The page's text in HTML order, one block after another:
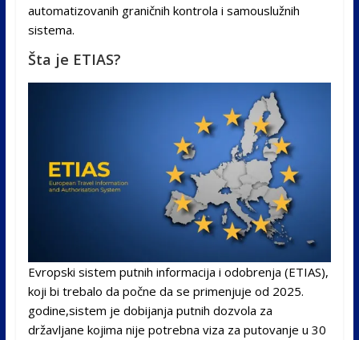
automatizovanih graničnih kontrola i samouslužnih
sistema.
Šta je ETIAS?
Evropski sistem putnih informacija i odobrenja (ETIAS),
koji bi trebalo da počne da se primenjuje od 2025.
godine,sistem je dobijanja putnih dozvola za
državljane kojima nije potrebna viza za putovanje u 30